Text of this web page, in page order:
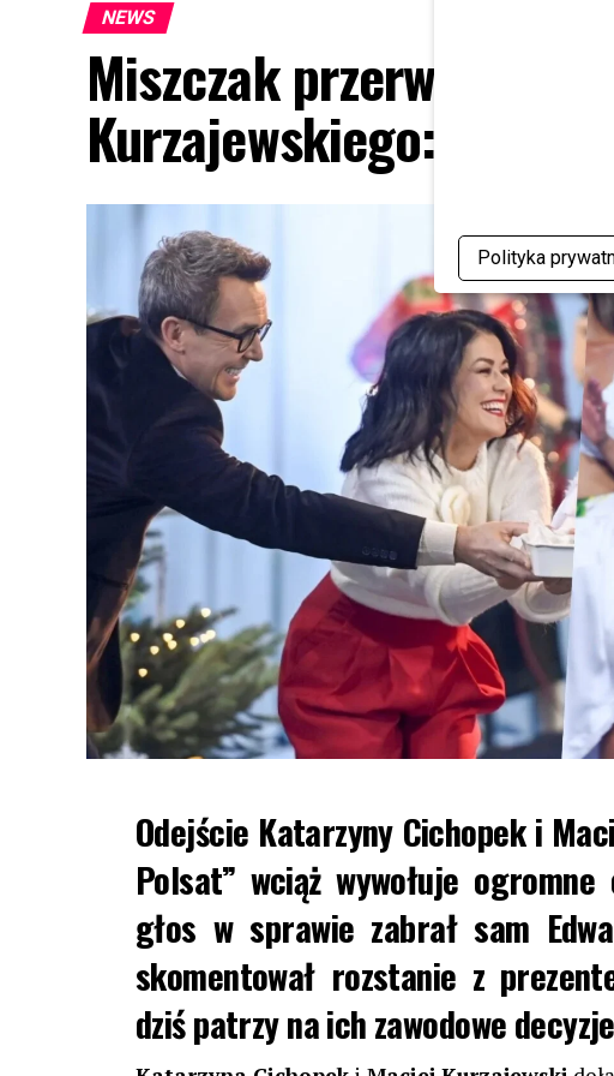
Polityka
NEWS
Miszczak przerwał
Kurzajewskiego: “Źle
Odejście Katarzyny Cichopek i
Polsat” wciąż wywołuje
głos w sprawie zabrał sam
skomentował rozstanie z
dziś patrzy na ich zawodowe